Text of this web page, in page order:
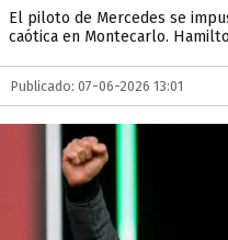
El piloto de Mercedes se
caótica en Montecarlo.
Publicado: 07-06-2026 13:01